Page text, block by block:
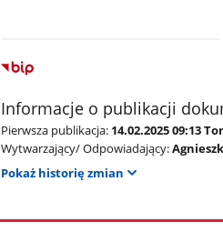
Informacje o publikacji
Pierwsza publikacja: 14.02.2025 09:13
Wytwarzający/ Odpowiadający:
Pokaż historię zmian